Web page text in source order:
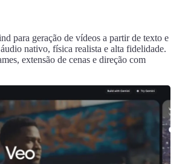
para geração de vídeos a partir de texto e
nativo, física realista e alta fidelidade.
extensão de cenas e direção com
Chatbase
Assistentes Conversacionais
Interação em Tempo Real